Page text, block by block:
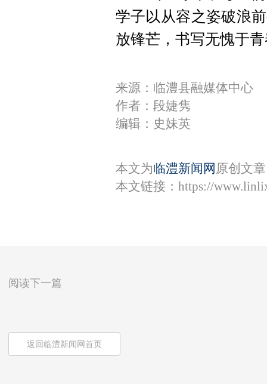
学子以从容之姿破浪
放锋芒，书写无愧于
来源：临澧县融媒体中心
作者：段婕隽
编辑：史妹英
本文为临澧新闻网 原创文
本文链接： https://
阅读下一篇
返回临澧新闻网首页